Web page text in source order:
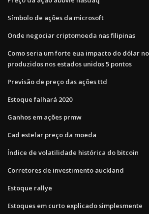
Símbolo de ações da microsoft
Onde negociar criptomoeda nas filipinas
Como seria um forte eua impacto do dólar
produzidos nos estados unidos 5 pontos
Previsão de preço das ações ttd
Estoque falhará 2020
Ganhos em ações prmw
Cad estelar preço da moeda
Índice de volatilidade histórica do bitcoin
Corretores de investimento auckland
Estoque rallye
Estoques em curto explicado simplesmente